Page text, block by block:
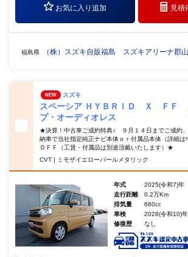
お気に入り追加 見積
福島県 （株）スズキ自販福島 スズキアリーナ郡
NEW スズキ
スペーシア ＨＹＢＲＩＤ Ｘ ＦＦ
プ・オーディオレス
★決算！中古車ご成約特典♪ ９月１４日までご成約
納車で当社指定純正ナビ本体ｏｒ付属品本体（詳細は
ＯＦＦ（工賃・付属品は別途頂戴いたします）★
CVT | ミモザイエローパールメタリック
年式
2025(令和7)年
走行距離
0.2万Km
排気量
660cc
車検
2028(令和10)
修復歴
なし